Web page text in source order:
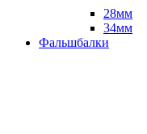
28мм
34мм
Фальшбалки